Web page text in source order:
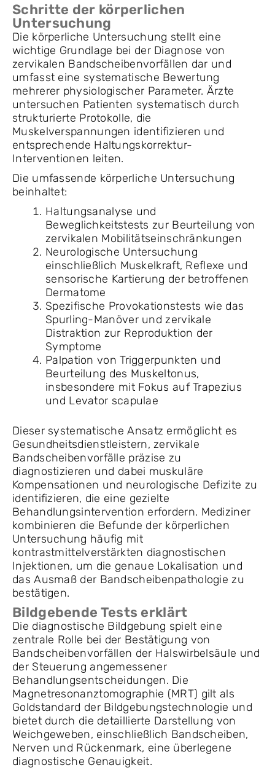
Schritte der körperlichen
Untersuchung
Die körperliche Untersuchung stellt eine
wichtige Grundlage bei der Diagnose von
zervikalen Bandscheibenvorfällen dar und
umfasst eine systematische Bewertung
mehrerer physiologischer Parameter. Ärzte
untersuchen Patienten systematisch durch
strukturierte Protokolle, die
Muskelverspannungen identifizieren und
entsprechende Haltungskorrektur-
Interventionen leiten.
Die umfassende körperliche Untersuchung
beinhaltet:
Haltungsanalyse und
Beweglichkeitstests zur Beurteilung von
zervikalen Mobilitätseinschränkungen
Neurologische Untersuchung
einschließlich Muskelkraft, Reflexe und
sensorische Kartierung der betroffenen
Dermatome
Spezifische Provokationstests wie das
Spurling-Manöver und zervikale
Distraktion zur Reproduktion der
Symptome
Palpation von Triggerpunkten und
Beurteilung des Muskeltonus,
insbesondere mit Fokus auf Trapezius
und Levator scapulae
Dieser systematische Ansatz ermöglicht es
Gesundheitsdienstleistern, zervikale
Bandscheibenvorfälle präzise zu
diagnostizieren und dabei muskuläre
Kompensationen und neurologische Defizite zu
identifizieren, die eine gezielte
Behandlungsintervention erfordern. Mediziner
kombinieren die Befunde der körperlichen
Untersuchung häufig mit
kontrastmittelverstärkten diagnostischen
Injektionen, um die genaue Lokalisation und
das Ausmaß der Bandscheibenpathologie zu
bestätigen.
Bildgebende Tests erklärt
Die diagnostische Bildgebung spielt eine
zentrale Rolle bei der Bestätigung von
Bandscheibenvorfällen der Halswirbelsäule und
der Steuerung angemessener
Behandlungsentscheidungen. Die
Magnetresonanztomographie (MRT) gilt als
Goldstandard der Bildgebungstechnologie und
bietet durch die detaillierte Darstellung von
Weichgeweben, einschließlich Bandscheiben,
Nerven und Rückenmark, eine überlegene
diagnostische Genauigkeit.